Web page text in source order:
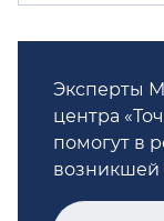
Эксперты
центра
помогут в